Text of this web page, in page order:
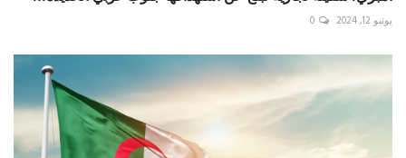
يونيو 12, 2024 0